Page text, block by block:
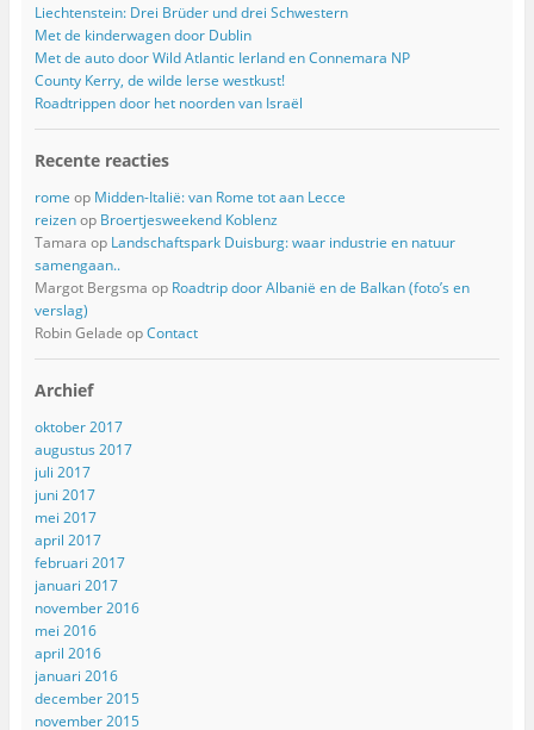
Liechtenstein: Drei Brüder und drei Schwestern
Met de kinderwagen door Dublin
Met de auto door Wild Atlantic Ierland en Connemara NP
County Kerry, de wilde Ierse westkust!
Roadtrippen door het noorden van Israël
Recente reacties
rome op Midden-Italië: van Rome tot aan Lecce
reizenop Broertjesweekend Koblenz
Tamara op Landschaftspark Duisburg: waar industrie en natuur
samengaan..
Margot Bergsma op Roadtrip door Albanië en de Balkan (foto’s en
verslag)
Robin Gelade opContact
Archief
oktober 2017
augustus 2017
juli 2017
juni 2017
mei 2017
april 2017
februari 2017
januari 2017
november 2016
mei 2016
april 2016
januari 2016
december 2015
november 2015